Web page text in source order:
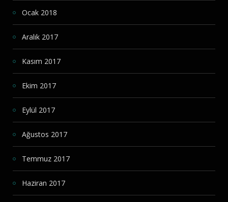
Ocak 2018
Aralık 2017
Kasım 2017
Ekim 2017
Eylül 2017
Ağustos 2017
Temmuz 2017
Haziran 2017